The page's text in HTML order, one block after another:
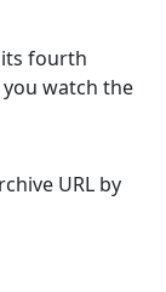
its fourth
watch the
URL by